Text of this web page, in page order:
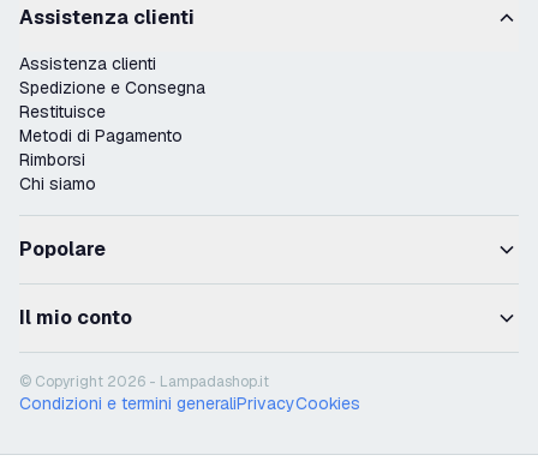
Assistenza clienti
Assistenza clienti
Spedizione e Consegna
Restituisce
Metodi di Pagamento
Rimborsi
Chi siamo
Popolare
Il mio conto
© Copyright 2026 - Lampadashop.it
Condizioni e termini generaliPrivacyCookies